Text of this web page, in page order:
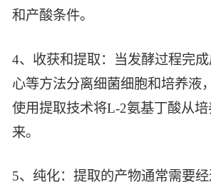
和产酸条件。
4、收获和提取：当发酵过程完
心等方法分离细菌细胞和培养液
使用提取技术将L-2氨基丁酸从
来。
5、纯化：提取的产物通常需要